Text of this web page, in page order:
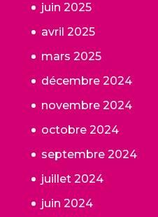
juin 2025
avril 2025
mars 2025
décembre 2024
novembre 2024
octobre 2024
septembre 2024
juillet 2024
juin 2024